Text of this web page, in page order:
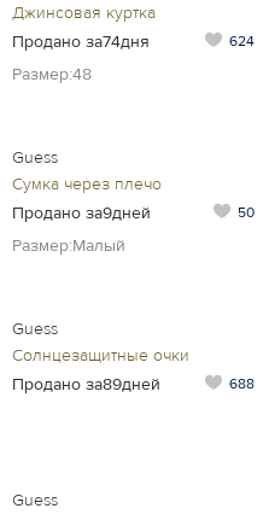
Джинсовая куртка
Продано за74дня
624
Размер:48
Guess
Сумка через плечо
Продано за9дней
50
Размер:Малый
Guess
Солнцезащитные очки
Продано за89дней
688
Guess